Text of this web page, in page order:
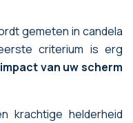
gemeten in candela
criterium is erg
van uw scherm
krachtige helderheid